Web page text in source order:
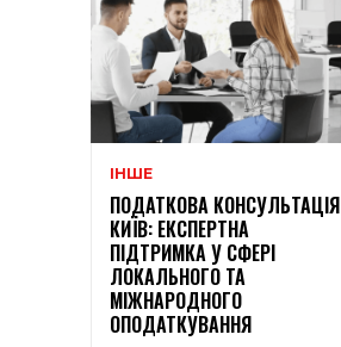
ІНШЕ
ПОДАТКОВА КОНСУЛЬТАЦІЯ
КИЇВ: ЕКСПЕРТНА
ПІДТРИМКА У СФЕРІ
ЛОКАЛЬНОГО ТА
МІЖНАРОДНОГО
ОПОДАТКУВАННЯ